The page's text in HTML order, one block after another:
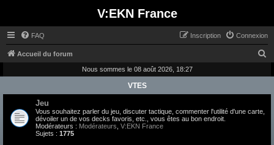
V:EKN France
FAQ Connexion
Inscription
Accueil du forum
Nous sommes le 08 août 2026, 18:27
VTES
Jeu
Vous souhaitez parler du jeu, discuter tactique, commenter l'utilité d'une carte,
dévoiler un de vos decks favoris, etc., vous êtes au bon endroit.
Modérateurs : Modérateurs V:EKN France
Sujets : 1775